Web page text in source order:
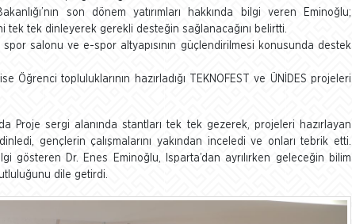
son dönem yatırımları hakkında bilgi veren Eminoğlu;
tek dinleyerek gerekli desteğin sağlanacağını belirtti.
salonu ve e-spor altyapısının güçlendirilmesi konusunda destek
Öğrenci topluluklarının hazırladığı TEKNOFEST ve ÜNİDES projeleri
Proje sergi alanında stantları tek tek gezerek, projeleri hazırlayan
gençlerin çalışmalarını yakından inceledi ve onları tebrik etti.
gösteren Dr. Enes Eminoğlu, Isparta’dan ayrılırken geleceğin bilim
dile getirdi.